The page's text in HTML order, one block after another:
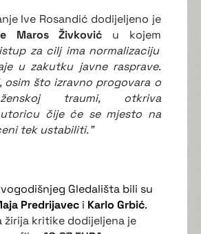
Ive Rosandić dodijeljeno je
Maros Živković u kojem
za cilj ima normalizaciju
u zakutku javne rasprave.
osim što izravno progovara o
traumi, otkriva
čije će se mjesto na
tek ustabiliti.”
Gledališta bili su
Predrijavec i Karlo Grbić.
žirija kritike dodijeljena je